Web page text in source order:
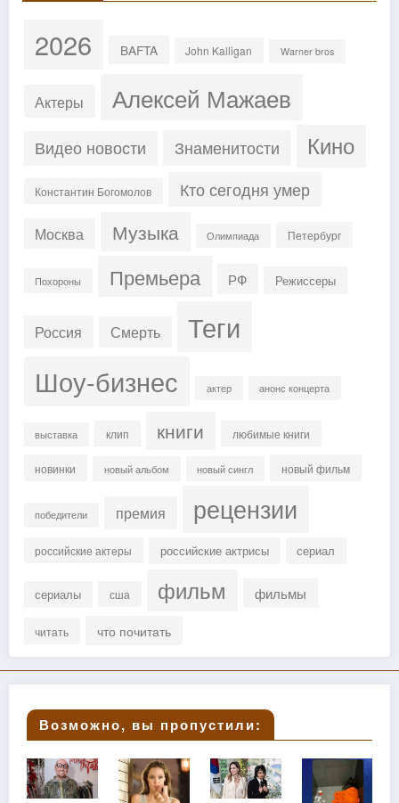
2026 BAFTA John Kalligan Warner bros
Актеры Алексей Мажаев
Видео новости Знаменитости Кино
Константин Богомолов Кто сегодня умер
Москва Музыка Олимпиада Петербург
Похороны Премьера РФ Режиссеры
Россия Смерть Теги
Шоу-бизнес актер анонс концерта
выставка клип книги любимые книги
новинки новый альбом новый сингл новый фильм
победители премия рецензии
российские актеры российские актрисы сериал
сериалы сша фильм фильмы
читать что почитать
Возможно, вы пропустили: